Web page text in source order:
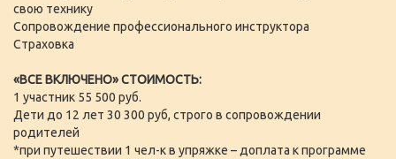
свою технику
Сопровождение профессионального инструктора
Страховка
«ВСЕ ВКЛЮЧЕНО» СТОИМОСТЬ:
1 участник 55 500 руб.
Дети до 12 лет 30 300 руб, строго в сопровождении
родителей
*при путешествии 1 чел-к в упряжке – доплата к программе